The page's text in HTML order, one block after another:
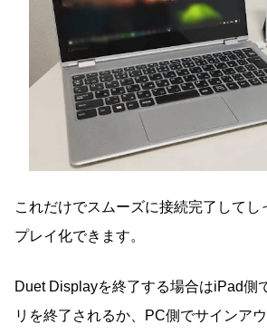
これだけでスムーズに接続完了してし
プレイ化できます。
Duet Displayを終了する場合はiPad側
リを終了されるか、PC側でサインア